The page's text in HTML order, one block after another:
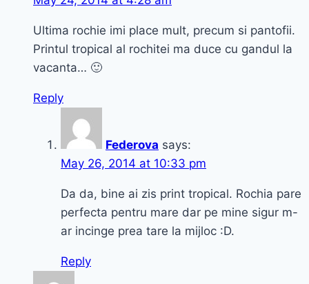
Ultima rochie imi place mult, precum si pantofii.
Printul tropical al rochitei ma duce cu gandul la
vacanta… 🙂
Reply
Federova says:
May 26, 2014 at 10:33 pm
Da da, bine ai zis print tropical. Rochia pare
perfecta pentru mare dar pe mine sigur m-
ar incinge prea tare la mijloc :D.
Reply